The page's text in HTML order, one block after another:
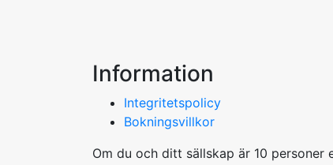
Information
Integritetspolicy
Bokningsvillkor
Om du och ditt sällskap är 10